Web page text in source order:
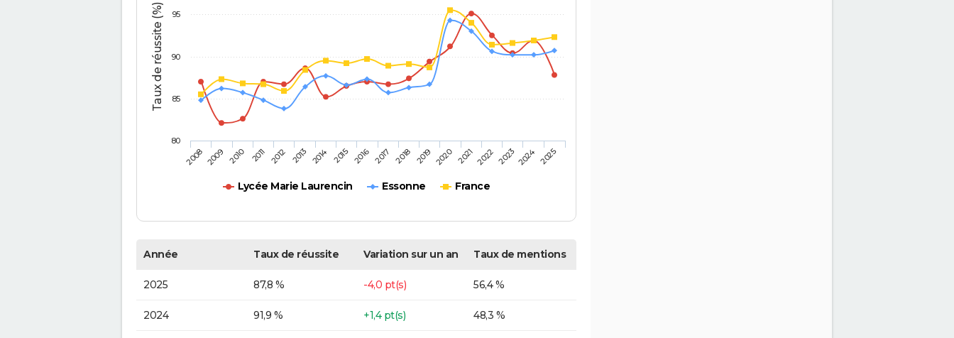
Taux de réussite (%)
Lycée Marie Laurencin Essonne France
2008 2009 2010 2011 2012 2013 2014 2015 2016 2017 2018 2019 2020 2021 2022 2023 2024 2025
80
85
90
95
Année Taux de réussite Variation sur un an Taux de mentions
2025 87,8 % -4,0 pt(s) 56,4 %
2024 91,9 % +1,4 pt(s) 48,3 %